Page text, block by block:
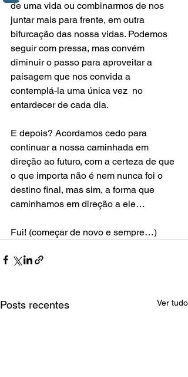
de uma vida ou combinarmos de nos
juntar mais para frente, em outra
bifurcação das nossa vidas. Podemos
seguir com pressa, mas convém
diminuir o passo para aproveitar a
paisagem que nos convida a
contemplá-la uma única vez  no
entardecer de cada dia.
E depois? Acordamos cedo para
continuar a nossa caminhada em
direção ao futuro, com a certeza de que
o que importa não é nem nunca foi o
destino final, mas sim, a forma que
caminhamos em direção a ele…
Fui! (começar de novo e sempre…)
Posts recentes Ver tudo